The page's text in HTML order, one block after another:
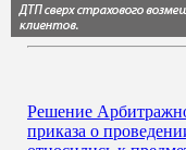
Решение
приказа о